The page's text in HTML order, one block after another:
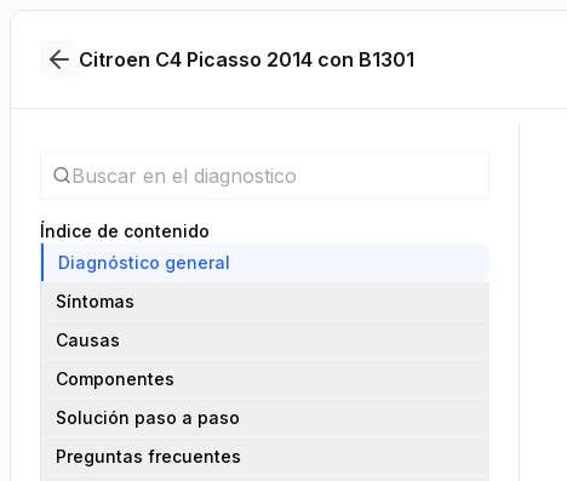
Citroen C4 Picasso 2014 con B1301
Índice de contenido
Diagnóstico general
Síntomas
Causas
Componentes
Solución paso a paso
Preguntas frecuentes